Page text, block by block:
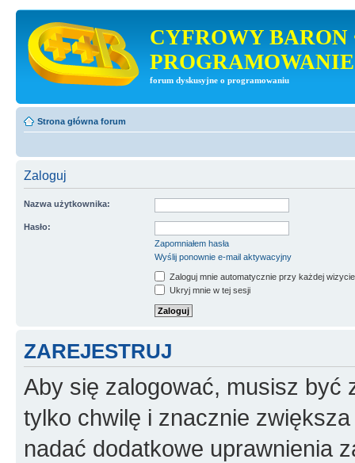
CYFROWY BARON
PROGRAMOWANIE
forum dyskusyjne o programowaniu
Strona główna forum
Zaloguj
Nazwa użytkownika:
Hasło:
Zapomniałem hasła
Wyślij ponownie e-mail aktywacyjny
Zaloguj mnie automatycznie przy każdej wizycie
Ukryj mnie w tej sesji
ZAREJESTRUJ
Aby się zalogować, musisz być
tylko chwilę i znacznie
nadać dodatkowe uprawnienia